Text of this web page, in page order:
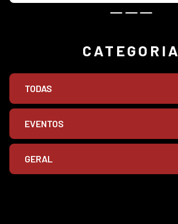
CATEGORIA
TODAS
EVENTOS
GERAL